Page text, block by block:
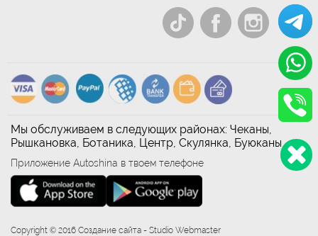
Мы обслуживаем в следующих районах: Чеканы,
Рышкановка, Ботаника, Центр, Скулянка, Буюканы
Приложение Autoshina в твоем телефоне
Copyright © 2016 Создание сайта - Studio Webmaster